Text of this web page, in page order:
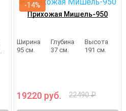
Прихожая Мишель-950
Ширина
95 см.
Глубина
37 см.
Высота
191 см.
19220 руб. 22490 ₽
-14%